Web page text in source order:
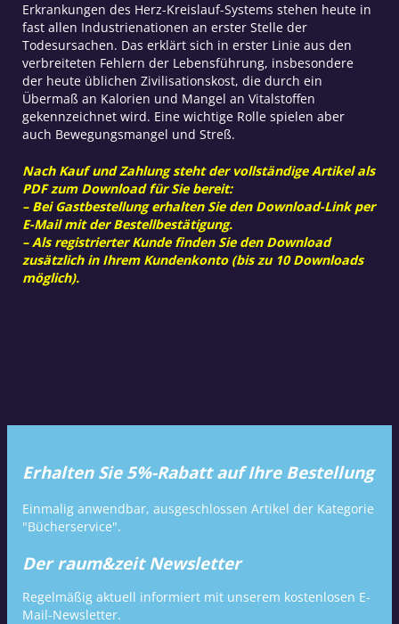
Erkrankungen des Herz-Kreislauf-Systems stehen heute in
fast allen Industrienationen an erster Stelle der
Todesursachen. Das erklärt sich in erster Linie aus den
verbreiteten Fehlern der Lebensführung, insbesondere
der heute üblichen Zivilisationskost, die durch ein
Übermaß an Kalorien und Mangel an Vitalstoffen
gekennzeichnet wird. Eine wichtige Rolle spielen aber
auch Bewegungsmangel und Streß.
Nach Kauf und Zahlung steht der vollständige Artikel als
PDF zum Download für Sie bereit:
– Bei Gastbestellung erhalten Sie den Download-Link per
E-Mail mit der Bestellbestätigung.
– Als registrierter Kunde finden Sie den Download
zusätzlich in Ihrem Kundenkonto (bis zu 10 Downloads
möglich).
Erhalten Sie 5%-Rabatt auf Ihre Bestellung
Einmalig anwendbar, ausgeschlossen Artikel der Kategorie
"Bücherservice".
Der raum&zeit Newsletter
Regelmäßig aktuell informiert mit unserem kostenlosen E-
Mail-Newsletter.